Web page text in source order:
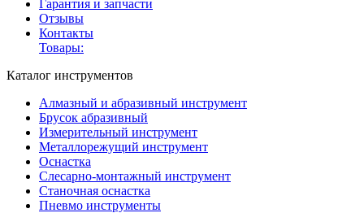
Гарантия и запчасти
Отзывы
Контакты
Товары:
Каталог инструментов
Алмазный и абразивный инструмент
Брусок абразивный
Измерительный инструмент
Металлорежущий инструмент
Оснастка
Слесарно-монтажный инструмент
Станочная оснастка
Пневмо инструменты